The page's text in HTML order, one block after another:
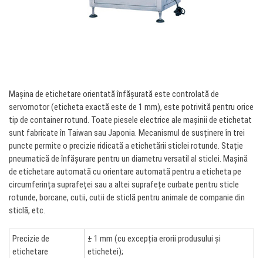
Mașina de etichetare orientată înfășurată este controlată de
servomotor (eticheta exactă este de 1 mm), este potrivită pentru orice
tip de container rotund. Toate piesele electrice ale mașinii de etichetat
sunt fabricate în Taiwan sau Japonia. Mecanismul de susținere în trei
puncte permite o precizie ridicată a etichetării sticlei rotunde. Stație
pneumatică de înfășurare pentru un diametru versatil al sticlei. Mașină
de etichetare automată cu orientare automată pentru a eticheta pe
circumferința suprafeței sau a altei suprafețe curbate pentru sticle
rotunde, borcane, cutii, cutii de sticlă pentru animale de companie din
sticlă, etc.
Precizie de
etichetare
± 1 mm (cu excepția erorii produsului și
etichetei);